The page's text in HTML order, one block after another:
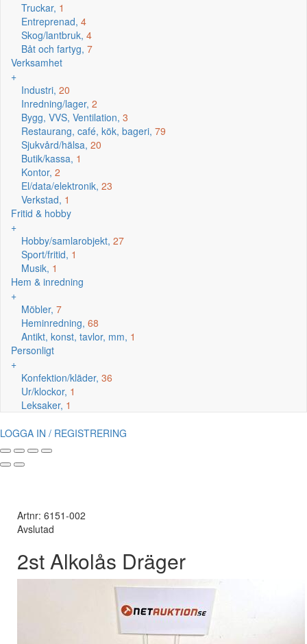
Truckar, 1
Entreprenad, 4
Skog/lantbruk, 4
Båt och fartyg, 7
Verksamhet
+
Industri, 20
Inredning/lager, 2
Bygg, VVS, Ventilation, 3
Restaurang, café, kök, bageri, 79
Sjukvård/hälsa, 20
Butik/kassa, 1
Kontor, 2
El/data/elektronik, 23
Verkstad, 1
Fritid & hobby
+
Hobby/samlarobjekt, 27
Sport/fritid, 1
Musik, 1
Hem & inredning
+
Möbler, 7
Heminredning, 68
Antikt, konst, tavlor, mm, 1
Personligt
+
Konfektion/kläder, 36
Ur/klockor, 1
Leksaker, 1
LOGGA IN / REGISTRERING
Artnr: 6151-002
Avslutad
2st Alkolås Dräger